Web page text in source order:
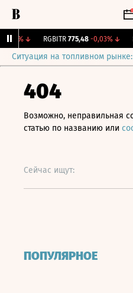
↓ RGBITR 775,48 -0,03%↓
Ситуация на топливном
404
Возможно, неправильная
статью по названию или
Сейчас ищут:
ПОПУЛЯРНОЕ